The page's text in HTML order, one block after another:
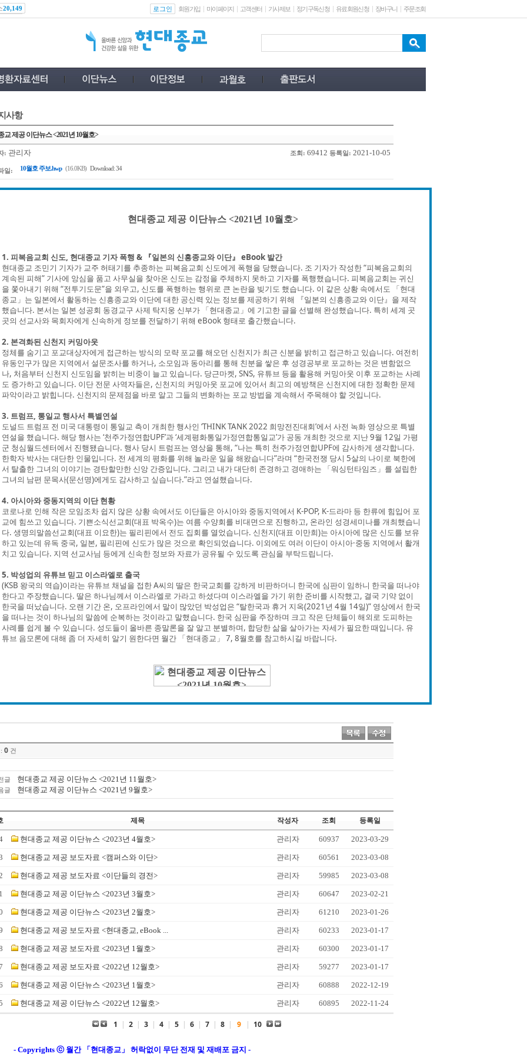
20,149 로그인 회원가입 마이페이지 고객센터 기사제보 정기구독신청 유료회원신청 장바구니 주문조회
사항
교 제공 이단뉴스 <2021년 10월호>
: 관리자 조회: 69412 등록일: 2021-10-05
일: 10월호 주보.hwp (16.0KB) Download: 34
현대종교 제공 이단뉴스 <2021년 10월호>
1. 피복음교회 신도, 현대종교 기자 폭행 & 『일본의 신흥종교와 이단』 eBook 발간
현대종교 조민기 기자가 교주 허태기를 추종하는 피복음교회 신도에게 폭행을 당했습니다. 조 기자가 작성한 “피복음교회의
계속된 피해” 기사에 앙심을 품고 사무실을 찾아온 신도는 감정을 주체하지 못하고 기자를 폭행했습니다. 피복음교회는 귀신
을 쫓아내기 위해 “전투기도문”을 외우고, 신도를 폭행하는 행위로 큰 논란을 빚기도 했습니다. 이 같은 상황 속에서도 「현대
종교」는 일본에서 활동하는 신흥종교와 이단에 대한 공신력 있는 정보를 제공하기 위해 『일본의 신흥종교와 이단』을 제작
했습니다. 본서는 일본 성공회 동경교구 사제 탁지웅 신부가 「현대종교」에 기고한 글을 선별해 완성했습니다. 특히 세계 곳
곳의 선교사와 목회자에게 신속하게 정보를 전달하기 위해 eBook 형태로 출간했습니다.
2. 본격화된 신천지 커밍아웃
정체를 숨기고 포교대상자에게 접근하는 방식의 모략 포교를 해오던 신천지가 최근 신분을 밝히고 접근하고 있습니다. 여전히
유동인구가 많은 지역에서 설문조사를 하거나, 소모임과 동아리를 통해 친분을 쌓은 후 성경공부로 포교하는 것은 변함없으
나, 처음부터 신천지 신도임을 밝히는 비중이 늘고 있습니다. 당근마켓, SNS, 유튜브 등을 활용해 커밍아웃 이후 포교하는 사례
도 증가하고 있습니다. 이단 전문 사역자들은, 신천지의 커밍아웃 포교에 있어서 최고의 예방책은 신천지에 대한 정확한 문제
파악이라고 밝힙니다. 신천지의 문제점을 바로 알고 그들의 변화하는 포교 방법을 계속해서 주목해야 할 것입니다.
3. 트럼프, 통일교 행사서 특별연설
도널드 트럼프 전 미국 대통령이 통일교 측이 개최한 행사인 ‘THINK TANK 2022 희망전진대회’에서 사전 녹화 영상으로 특별
연설을 했습니다. 해당 행사는 ‘천주가정연합UPF’과 ‘세계평화통일가정연합통일교’가 공동 개최한 것으로 지난 9월 12일 가평
군 청심월드센터에서 진행됐습니다. 행사 당시 트럼프는 영상을 통해, “나는 특히 천주가정연합UPF에 감사하게 생각합니다.
한학자 박사는 대단한 인물입니다. 전 세계의 평화를 위해 놀라운 일을 해왔습니다”라며 “한국전쟁 당시 5살의 나이로 북한에
서 탈출한 그녀의 이야기는 경탄할만한 신앙 간증입니다. 그리고 내가 대단히 존경하고 경애하는 「워싱턴타임즈」를 설립한
그녀의 남편 문목사(문선명)에게도 감사하고 싶습니다.”라고 연설했습니다.
4. 아시아와 중동지역의 이단 현황
코로나로 인해 작은 모임조차 쉽지 않은 상황 속에서도 이단들은 아시아와 중동지역에서 K-POP, K-드라마 등 한류에 힘입어 포
교에 힘쓰고 있습니다. 기쁜소식선교회(대표 박옥수)는 여름 수양회를 비대면으로 진행하고, 온라인 성경세미나를 개최했습니
다. 생명의말씀선교회(대표 이요한)는 필리핀에서 전도 집회를 열었습니다. 신천지(대표 이만희)는 아시아에 많은 신도를 보유
하고 있는데 유독 중국, 일본, 필리핀에 신도가 많은 것으로 확인되었습니다. 이외에도 여러 이단이 아시아·중동 지역에서 활개
치고 있습니다. 지역 선교사님 등에게 신속한 정보와 자료가 공유될 수 있도록 관심을 부탁드립니다.
5. 박성업의 유튜브 믿고 이스라엘로 출국
(KSB 왕국의 역습)이라는 유튜브 채널을 접한 A씨의 딸은 한국교회를 강하게 비판하더니 한국에 심판이 임하니 한국을 떠나야
한다고 주장했습니다. 딸은 하나님께서 이스라엘로 가라고 하셨다며 이스라엘을 가기 위한 준비를 시작했고, 결국 기약 없이
한국을 떠났습니다. 오랜 기간 온, 오프라인에서 말이 많았던 박성업은 “탈한국과 휴거 지옥(2021년 4월 14일)” 영상에서 한국
을 떠나는 것이 하나님의 말씀에 순복하는 것이라고 말했습니다. 한국 심판을 주장하며 크고 작은 단체들이 해외로 도피하는
사례를 쉽게 볼 수 있습니다. 성도들이 올바른 종말론을 잘 알고 분별하며, 합당한 삶을 살아가는 자세가 필요한 때입니다. 유
튜브 음모론에 대해 좀 더 자세히 알기 원한다면 월간 「현대종교」 7, 8월호를 참고하시길 바랍니다.
0 건
글 현대종교 제공 이단뉴스 <2021년 11월호>
글 현대종교 제공 이단뉴스 <2021년 9월호>
제목 작성자 조회 등록일
현대종교 제공 이단뉴스 <2023년 4월호> 관리자 60937 2023-03-29
현대종교 제공 보도자료 <캠퍼스와 이단> 관리자 60561 2023-03-08
현대종교 제공 보도자료 <이단들의 경전> 관리자 59985 2023-03-08
현대종교 제공 이단뉴스 <2023년 3월호> 관리자 60647 2023-02-21
현대종교 제공 이단뉴스 <2023년 2월호> 관리자 61210 2023-01-26
현대종교 제공 보도자료 <현대종교, eBook ... 관리자 60233 2023-01-17
현대종교 제공 보도자료 <2023년 1월호> 관리자 60300 2023-01-17
현대종교 제공 보도자료 <2022년 12월호> 관리자 59277 2023-01-17
현대종교 제공 이단뉴스 <2023년 1월호> 관리자 60888 2022-12-19
현대종교 제공 이단뉴스 <2022년 12월호> 관리자 60895 2022-11-24
1 | 2 | 3 | 4 | 5 | 6 | 7 | 8 | 9 | 10
- Copyrights ⓒ 월간 「현대종교」 허락없이 무단 전재 및 재배포 금지 -